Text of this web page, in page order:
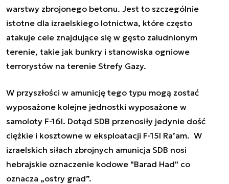
warstwy zbrojonego betonu. Jest to szczególnie
istotne dla izraelskiego lotnictwa, które często
atakuje cele znajdujące się w gęsto zaludnionym
terenie, takie jak bunkry i stanowiska ogniowe
terrorystów na terenie Strefy Gazy.
W przyszłości w amunicję tego typu mogą zostać
wyposażone kolejne jednostki wyposażone w
samoloty F-16I. Dotąd SDB przenosiły jedynie dość
ciężkie i kosztowne w eksploatacji F-15I Ra’am. W
izraelskich siłach zbrojnych amunicja SDB nosi
hebrajskie oznaczenie kodowe "Barad Had" co
oznacza „ostry grad”.